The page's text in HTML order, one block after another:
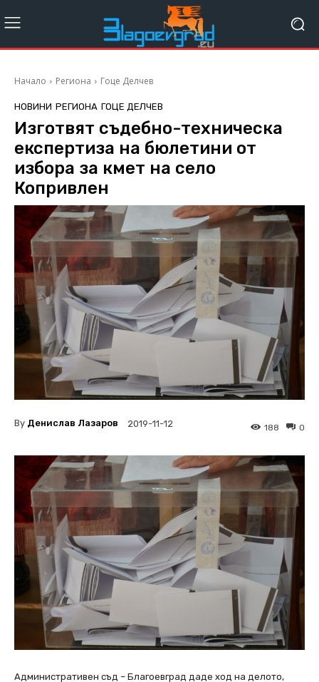
Начало Региона Гоце Делчев
НОВИНИ РЕГИОНА ГОЦЕ ДЕЛЧЕВ
Изготвят съдебно-техническа
експертиза на бюлетини от
избора за кмет на село
Копривлен
By Денислав Лазаров 2019-11-12 0
188
Административен съд – Благоевград даде ход на делото,